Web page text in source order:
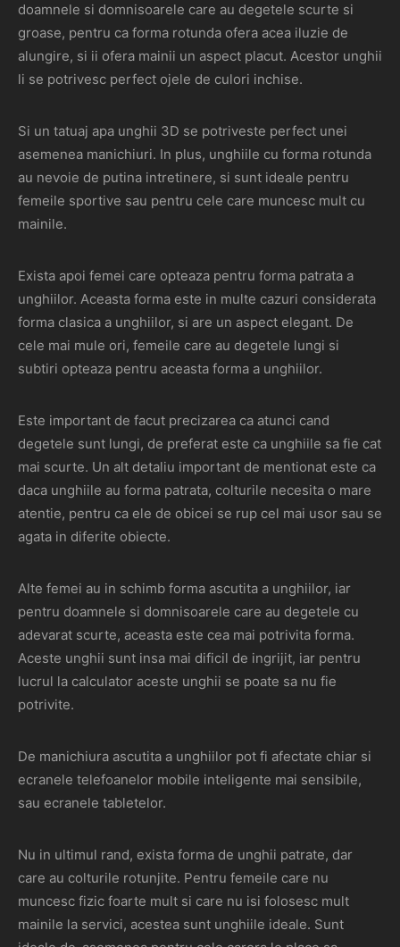
doamnele si domnisoarele care au degetele scurte si
groase, pentru ca forma rotunda ofera acea iluzie de
alungire, si ii ofera mainii un aspect placut. Acestor unghii
li se potrivesc perfect ojele de culori inchise.
Si un tatuaj apa unghii 3D se potriveste perfect unei
asemenea manichiuri. In plus, unghiile cu forma rotunda
au nevoie de putina intretinere, si sunt ideale pentru
femeile sportive sau pentru cele care muncesc mult cu
mainile.
Exista apoi femei care opteaza pentru forma patrata a
unghiilor. Aceasta forma este in multe cazuri considerata
forma clasica a unghiilor, si are un aspect elegant. De
cele mai mule ori, femeile care au degetele lungi si
subtiri opteaza pentru aceasta forma a unghiilor.
Este important de facut precizarea ca atunci cand
degetele sunt lungi, de preferat este ca unghiile sa fie cat
mai scurte. Un alt detaliu important de mentionat este ca
daca unghiile au forma patrata, colturile necesita o mare
atentie, pentru ca ele de obicei se rup cel mai usor sau se
agata in diferite obiecte.
Alte femei au in schimb forma ascutita a unghiilor, iar
pentru doamnele si domnisoarele care au degetele cu
adevarat scurte, aceasta este cea mai potrivita forma.
Aceste unghii sunt insa mai dificil de ingrijit, iar pentru
lucrul la calculator aceste unghii se poate sa nu fie
potrivite.
De manichiura ascutita a unghiilor pot fi afectate chiar si
ecranele telefoanelor mobile inteligente mai sensibile,
sau ecranele tabletelor.
Nu in ultimul rand, exista forma de unghii patrate, dar
care au colturile rotunjite. Pentru femeile care nu
muncesc fizic foarte mult si care nu isi folosesc mult
mainile la servici, acestea sunt unghiile ideale. Sunt